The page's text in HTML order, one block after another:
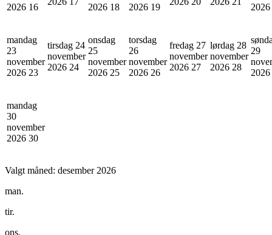
2026 16
2026 18
2026 19
2026
mandag
23
november
2026 23
tirsdag 24
november
2026 24
onsdag
25
november
2026 25
torsdag
26
november
2026 26
fredag 27
november
2026 27
lørdag 28
november
2026 28
29
2026
mandag
30
november
2026 30
Valgt måned: desember 2026
man.
tir.
ons.